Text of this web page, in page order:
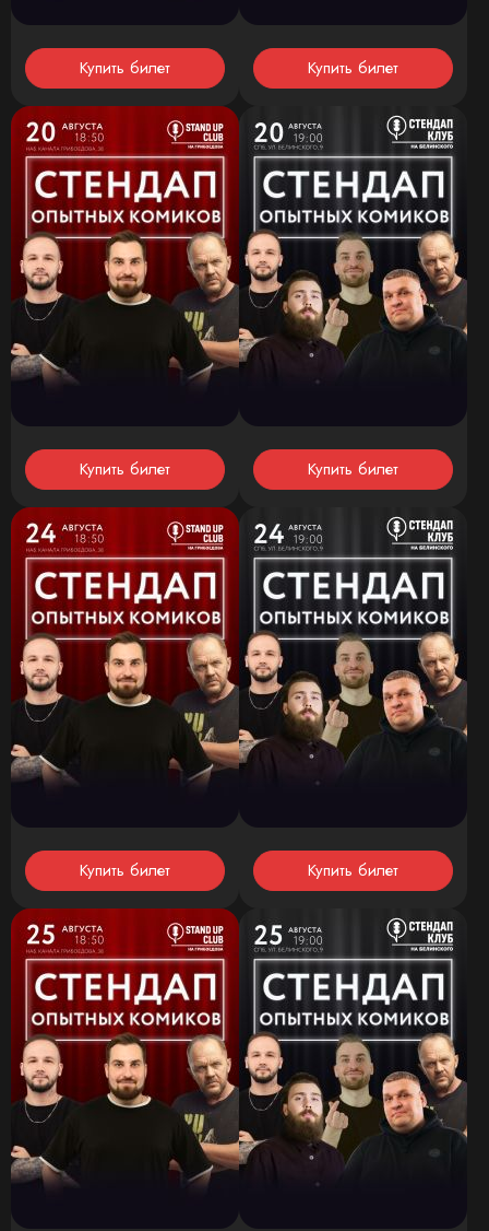
Купить билет Купить билет
Купить билет Купить билет
Купить билет Купить билет